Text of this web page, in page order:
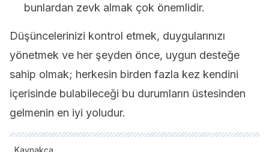
bunlardan zevk almak çok önemlidir.
Düşüncelerinizi kontrol etmek, duygularınızı
yönetmek ve her şeyden önce, uygun desteğe
sahip olmak; herkesin birden fazla kez kendini
içerisinde bulabileceği bu durumların üstesinden
gelmenin en iyi yoludur.
Kaynakça